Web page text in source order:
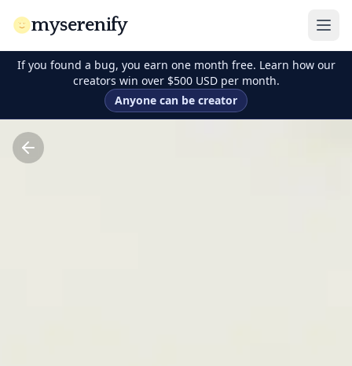
myserenify
If you found a bug, you earn one month free. Learn how our
creators win over $500 USD per month.
Anyone can be creator